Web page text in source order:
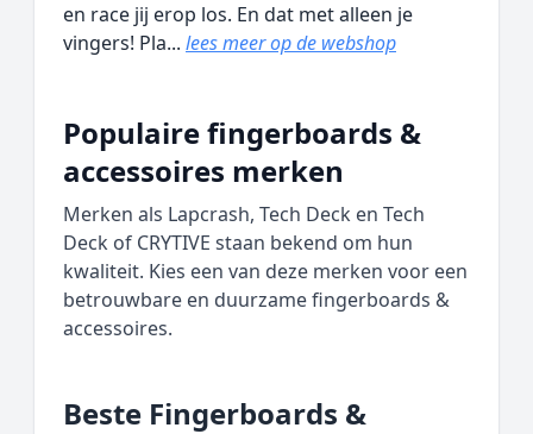
en race jij erop los. En dat met alleen je
vingers! Pla... lees meer op de webshop
Populaire fingerboards &
accessoires merken
Merken als Lapcrash, Tech Deck en Tech
Deck of CRYTIVE staan bekend om hun
kwaliteit. Kies een van deze merken voor een
betrouwbare en duurzame fingerboards &
accessoires.
Beste Fingerboards &